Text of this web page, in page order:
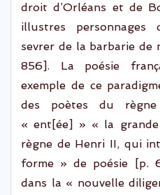
droit d’Orléans et de
illustres
sevrer de la barbarie de
856]. La poésie
exemple de ce
des poètes du
«ent [ée] » « la
règne de Henri II, qui
forme » de poésie [p.
dans la « nouvelle